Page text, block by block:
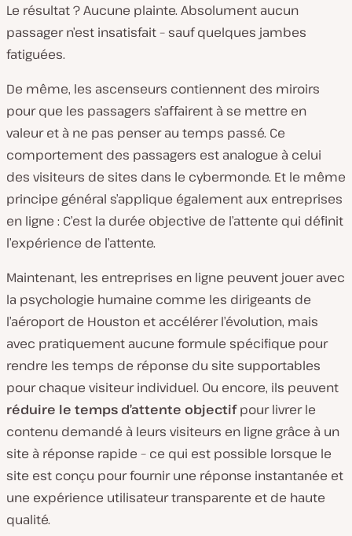
Le résultat ? Aucune plainte. Absolument aucun
passager n’est insatisfait – sauf quelques jambes
fatiguées.
De même, les ascenseurs contiennent des miroirs
pour que les passagers s’affairent à se mettre en
valeur et à ne pas penser au temps passé. Ce
comportement des passagers est analogue à celui
des visiteurs de sites dans le cybermonde. Et le même
principe général s’applique également aux entreprises
en ligne : C’est la durée objective de l’attente qui définit
l’expérience de l’attente.
Maintenant, les entreprises en ligne peuvent jouer avec
la psychologie humaine comme les dirigeants de
l’aéroport de Houston et accélérer l’évolution, mais
avec pratiquement aucune formule spécifique pour
rendre les temps de réponse du site supportables
pour chaque visiteur individuel. Ou encore, ils peuvent
réduire le temps d’attente objectifpour livrer le
contenu demandé à leurs visiteurs en ligne grâce à un
site à réponse rapide – ce qui est possible lorsque le
site est conçu pour fournir une réponse instantanée et
une expérience utilisateur transparente et de haute
qualité.